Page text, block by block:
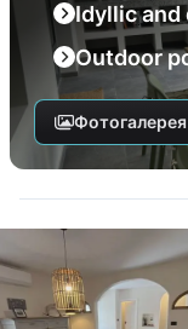
Idyllic
Outdoor
Фотогалерея